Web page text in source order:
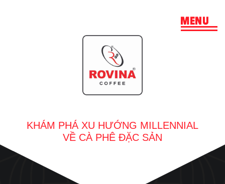
MENU
KHÁM PHÁ XU HƯỚNG MILLENNIAL
VỀ CÀ PHÊ ĐẶC SẢN